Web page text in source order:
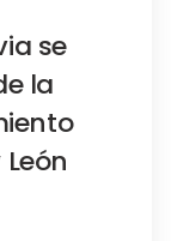
se
la